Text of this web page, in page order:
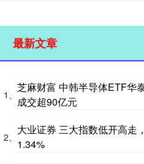
最新文章
1、
芝麻财富 中韩半导体ETF华
成交超90亿元
2、
大业证券 三大指数低开高走
1.34%